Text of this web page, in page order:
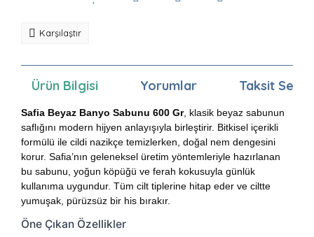
Karşılaştır
Ürün Bilgisi Yorumlar Taksit
Safia Beyaz Banyo Sabunu 600 Gr, klasik beyaz sabunun
saflığını modern hijyen anlayışıyla birleştirir. Bitkisel içerikli
formülü ile cildi nazikçe temizlerken, doğal nem dengesini
korur. Safia’nın geleneksel üretim yöntemleriyle hazırlanan
bu sabunu, yoğun köpüğü ve ferah kokusuyla günlük
kullanıma uygundur. Tüm cilt tiplerine hitap eder ve ciltte
yumuşak, pürüzsüz bir his bırakır.
Öne Çıkan Özellikler